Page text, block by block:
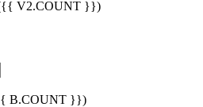
V2.COUNT }})
B.COUNT }})